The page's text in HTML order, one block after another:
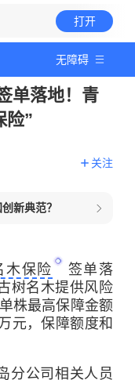
打开
无障碍
单落地！青
险”
关注
新典范？
木保险
签单落
树名木提供风险
株最高保障金额
元，保障额度和
分公司相关人员